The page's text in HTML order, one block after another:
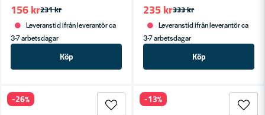
231 kr
156 kr
Leveranstid ifrån leverantör ca
3-7 arbetsdagar
Köp
333 kr
235 kr
Leveranstid ifrån leverantör ca
3-7 arbetsdagar
Köp
-26% -13%